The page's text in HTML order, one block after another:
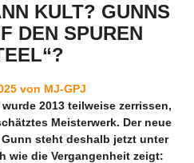
KULT? GUNNS
DEN SPUREN
von MJ-GPJ
2013 teilweise zerrissen,
Meisterwerk. Der neue
steht deshalb jetzt unter
wie die Vergangenheit zeigt: